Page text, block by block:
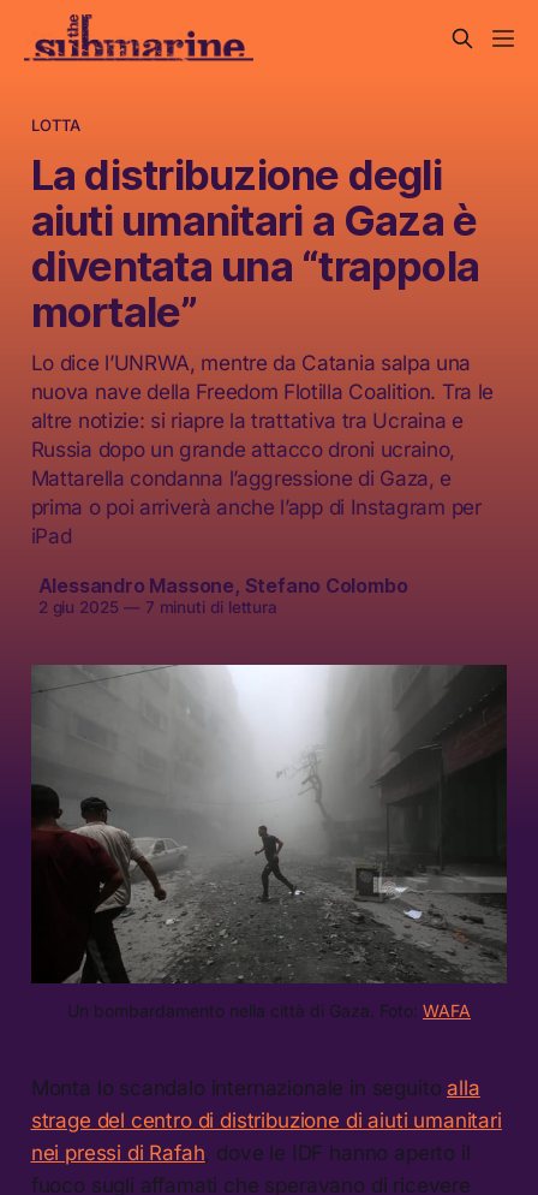
LOTTA
La distribuzione degli
aiuti umanitari a Gaza è
diventata una “trappola
mortale”
Lo dice l’UNRWA, mentre da Catania salpa una
nuova nave della Freedom Flotilla Coalition. Tra le
altre notizie: si riapre la trattativa tra Ucraina e
Russia dopo un grande attacco droni ucraino,
Mattarella condanna l’aggressione di Gaza, e
prima o poi arriverà anche l’app di Instagram per
iPad
Alessandro Massone, Stefano Colombo
2 giu 2025 —7 minuti di lettura
Un bombardamento nella città di Gaza. Foto: WAFA
Monta lo scandalo internazionale in seguitoalla
strage del centro di distribuzione di aiuti umanitari
nei pressi di Rafah , dove le IDF hanno aperto il
fuoco sugli affamati che speravano di ricevere